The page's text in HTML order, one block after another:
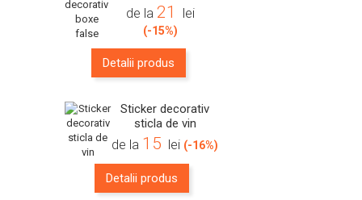
de la 21 lei
(-15%)
Detalii produs
Sticker decorativ
sticla de vin
de la 15 lei (-16%)
Detalii produs